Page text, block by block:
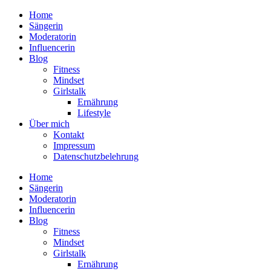
Home
Sängerin
Moderatorin
Influencerin
Blog
Fitness
Mindset
Girlstalk
Ernährung
Lifestyle
Über mich
Kontakt
Impressum
Datenschutzbelehrung
Home
Sängerin
Moderatorin
Influencerin
Blog
Fitness
Mindset
Girlstalk
Ernährung